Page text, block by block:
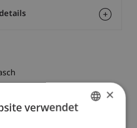
×
verwendet